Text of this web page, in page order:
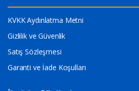
KVKK Aydınlatma Metni
Gizlilik ve Güvenlik
Satış Sözleşmesi
Garanti ve İade Koşulları